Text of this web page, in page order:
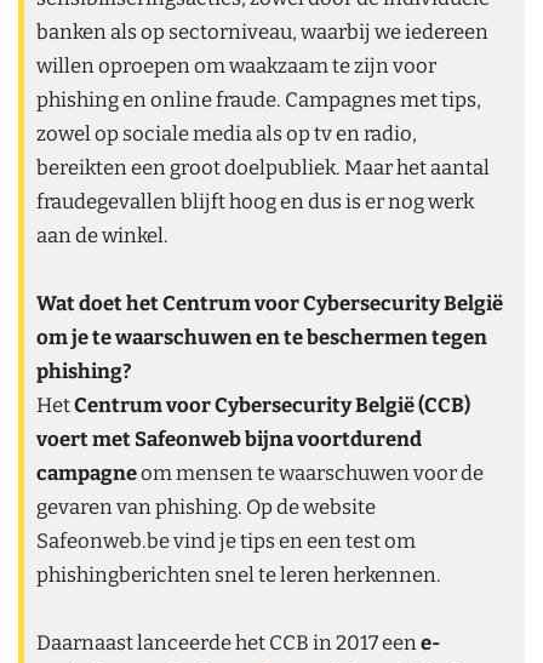
banken als op sectorniveau, waarbij we iedereen
willen oproepen om waakzaam te zijn voor
phishing en online fraude. Campagnes met tips,
zowel op sociale media als op tv en radio,
bereikten een groot doelpubliek. Maar het aantal
fraudegevallen blijft hoog en dus is er nog werk
aan de winkel.
Wat doet het Centrum voor Cybersecurity België
om je te waarschuwen en te beschermen tegen
phishing?
HetCentrum voor Cybersecurity België (CCB)
voert met Safeonweb bijna voortdurend
campagneom mensen te waarschuwen voor de
gevaren van phishing. Op de website
Safeonweb.be vind je tips en een test om
phishingberichten snel te leren herkennen.
Daarnaast lanceerde het CCB in 2017 eene-